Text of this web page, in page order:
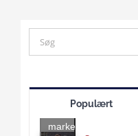
Search
for:
Populært
accept
marketing